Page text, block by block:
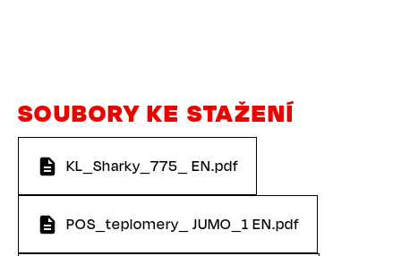
SOUBORY KE STAŽENÍ
KL_Sharky_775_ EN.pdf
POS_teplomery_ JUMO_1 EN.pdf